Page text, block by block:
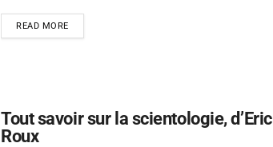
READ MORE
Tout savoir sur la scientologie, d’Eric
Roux